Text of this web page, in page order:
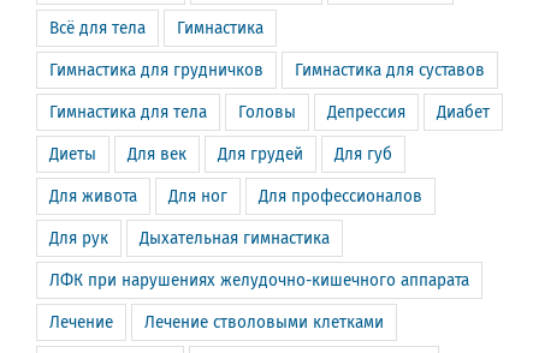
Всё для тела Гимнастика
Гимнастика для грудничков Гимнастика для суставов
Гимнастика для тела Головы Депрессия Диабет
Диеты Для век Для грудей Для губ
Для живота Для ног Для профессионалов
Для рук Дыхательная гимнастика
ЛФК при нарушениях желудочно-кишечного аппарата
Лечение Лечение стволовыми клетками